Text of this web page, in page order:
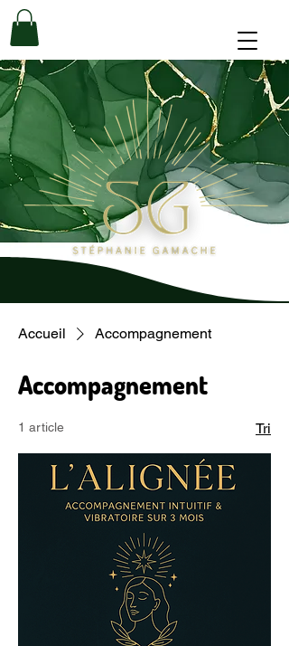
Accueil Accompagnement
Accompagnement
1 article Tri